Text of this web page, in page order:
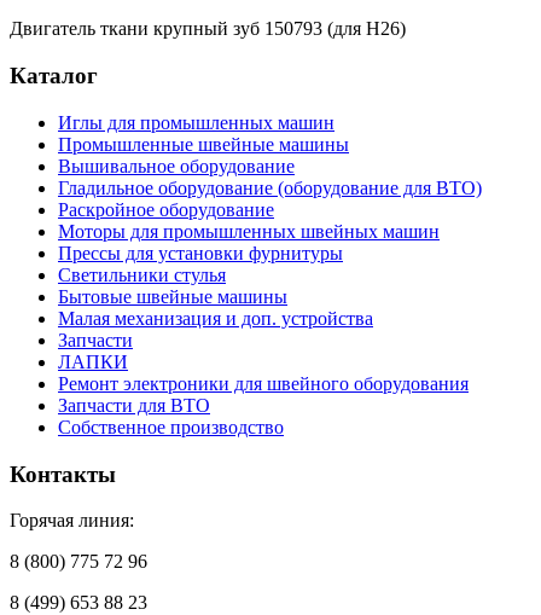
Двигатель ткани крупный зуб 150793 (для H26)
Каталог
Иглы для промышленных машин
Промышленные швейные машины
Вышивальное оборудование
Гладильное оборудование (оборудование для ВТО)
Раскройное оборудование
Моторы для промышленных швейных машин
Прессы для установки фурнитуры
Светильники стулья
Бытовые швейные машины
Малая механизация и доп. устройства
Запчасти
ЛАПКИ
Ремонт электроники для швейного оборудования
Запчасти для ВТО
Собственное производство
Контакты
Горячая линия:
8 (800) 775 72 96
8 (499) 653 88 23